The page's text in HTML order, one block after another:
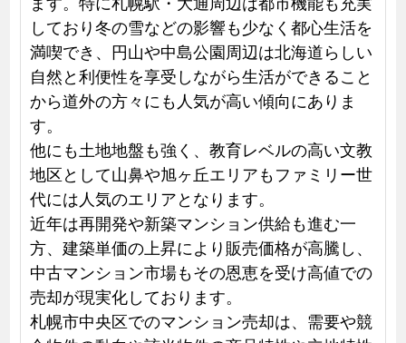
しており冬の雪などの影響も少なく都心生活を
満喫でき、円山や中島公園周辺は北海道らしい
自然と利便性を享受しながら生活ができること
から道外の方々にも人気が高い傾向にありま
す。
他にも土地地盤も強く、教育レベルの高い文教
地区として山鼻や旭ヶ丘エリアもファミリー世
代には人気のエリアとなります。
近年は再開発や新築マンション供給も進む一
方、建築単価の上昇により販売価格が高騰し、
中古マンション市場もその恩恵を受け高値での
売却が現実化しております。
札幌市中央区でのマンション売却は、需要や競